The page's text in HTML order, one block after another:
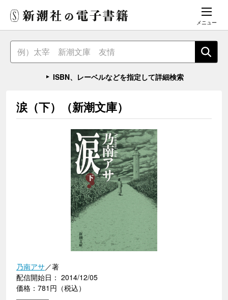
メニュー
ISBN、レーベルなどを指定して詳細検索
涙（下）（新潮文庫）
乃南アサ／著
配信開始日： 2014/12/05
価格：781円（税込）